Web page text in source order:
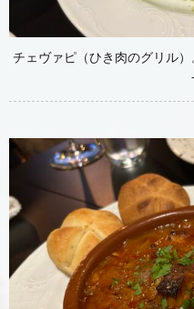
チェヴァピ（ひき肉のグリル